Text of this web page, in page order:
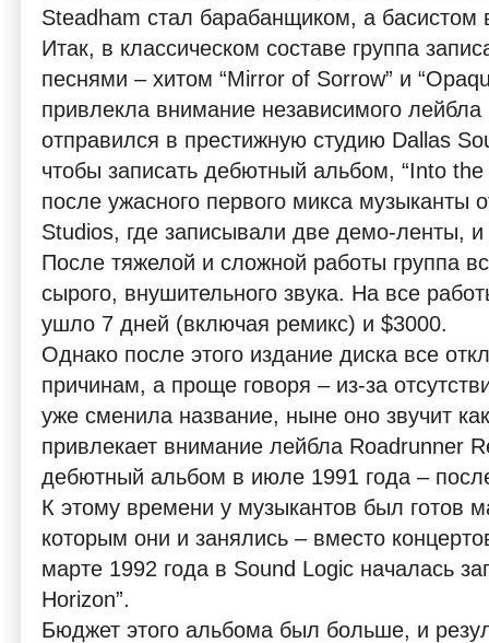
Steadham стал барабанщиком, а басистом
Итак, в классическом составе группа
песнями – хитом “Mirror of Sorrow” и
привлекла внимание независимого
отправился в престижную студию Dallas
чтобы записать дебютный альбом, “Into
после ужасного первого микса музыканты
Studios, где записывали две демо-ленты,
После тяжелой и сложной работы группа
сырого, внушительного звука. На все
ушло 7 дней (включая ремикс) и $3000.
Однако после этого издание диска все
причинам, а проще говоря – из-за
уже сменила название, ныне оно звучит
привлекает внимание лейбла Roadrunner
дебютный альбом в июле 1991 года –
К этому времени у музыкантов был готов
которым они и занялись – вместо
марте 1992 года в Sound Logic началась
Horizon”.
Бюджет этого альбома был больше, и